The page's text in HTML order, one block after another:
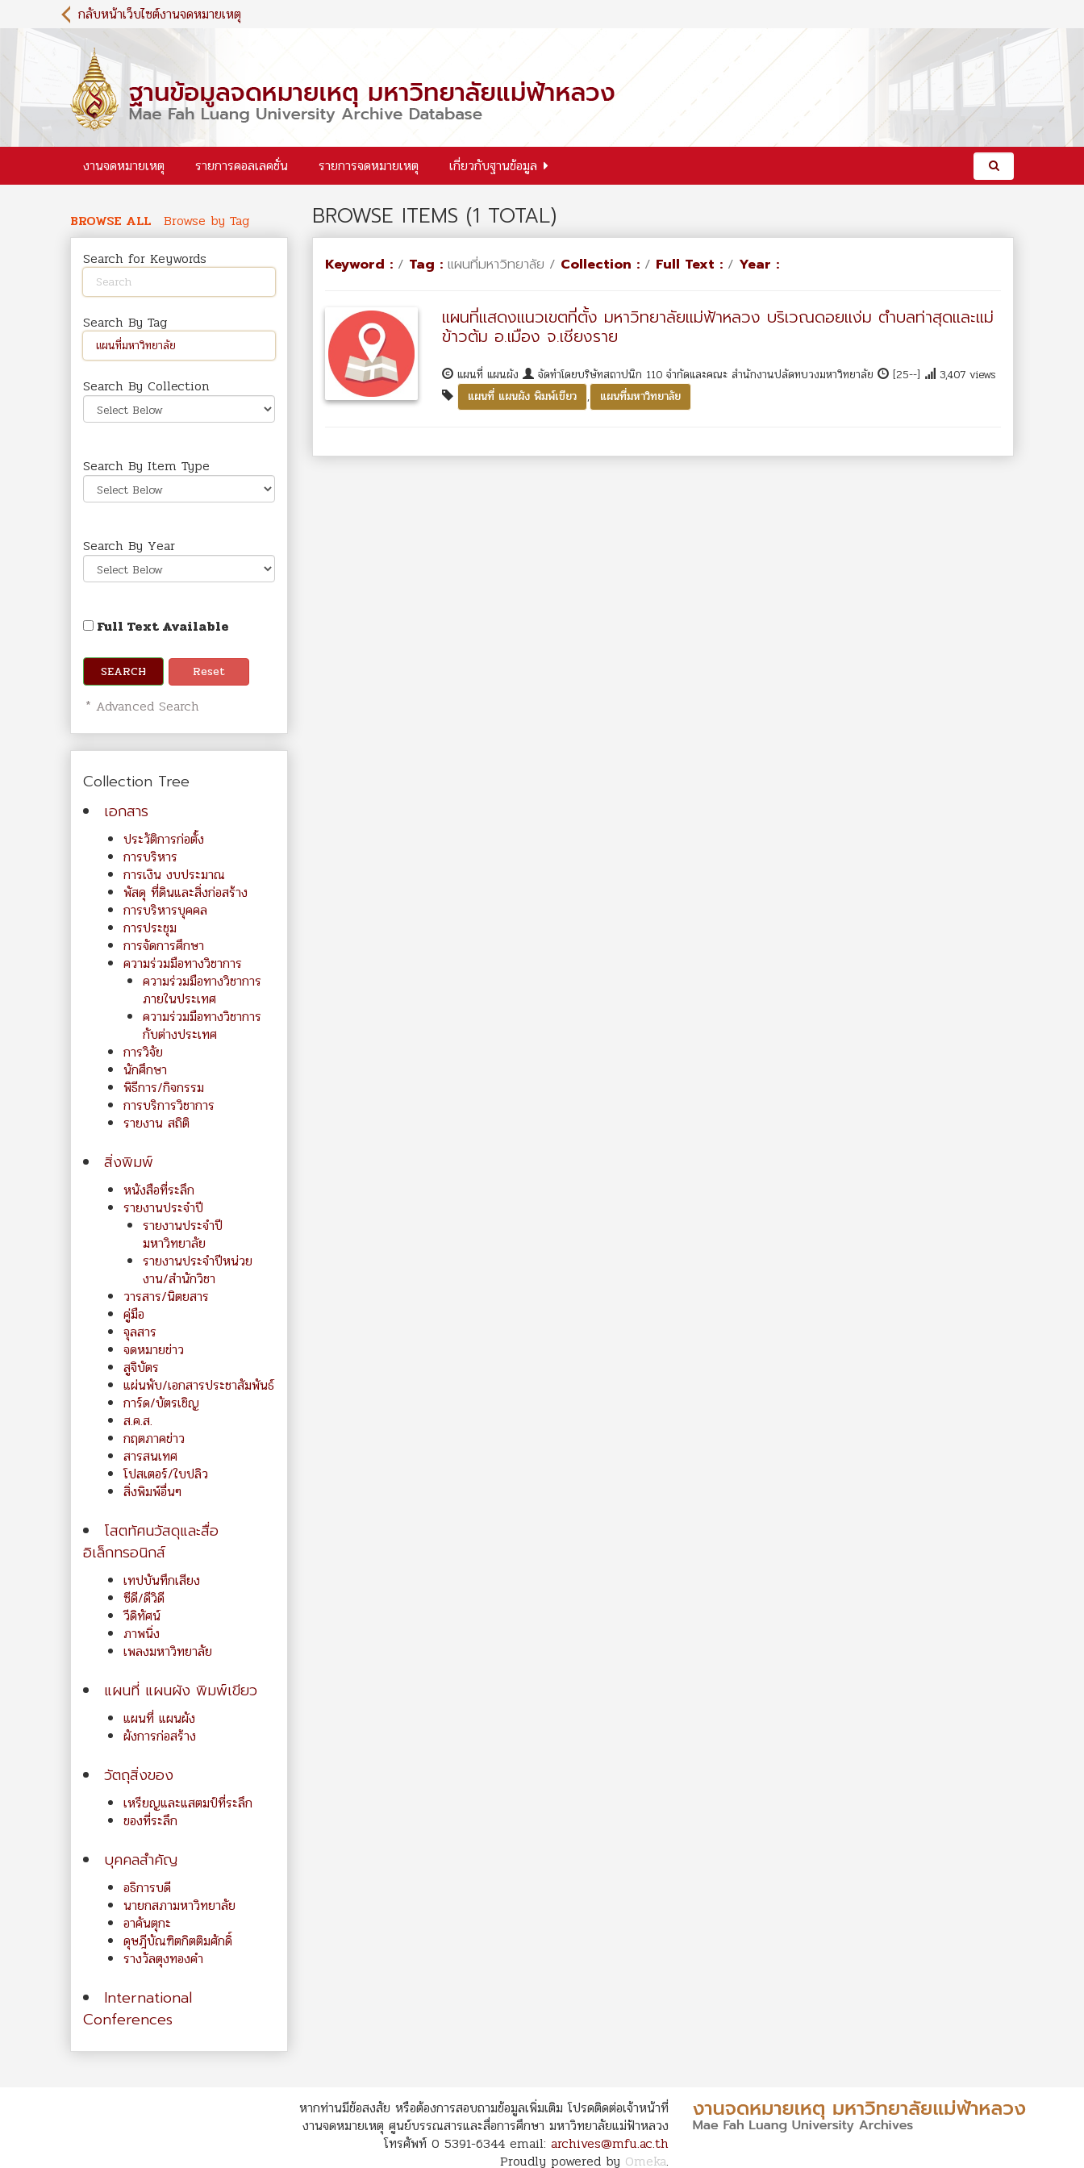
i
c
กลับหน้าเว็บไซต์งานจดหมายเหตุ
งานจดหมายเหตุ รายการคอลเลคชั่น รายการจดหมายเหตุ เกี่ยวกับฐานข้อมูล
BROWSE ALL Browse by Tag BROWSE ITEMS (1 TOTAL)
Search for Keywords
Search By Tag
Search By Collection
Search By Item Type
Search By Year
Full Text Available
SEARCH Reset
* Advanced Search
Collection Tree
เอกสาร
ประวัติการก่อตั้ง
การบริหาร
การเงิน งบประมาณ
พัสดุ ที่ดินและสิ่งก่อสร้าง
การบริหารบุคคล
การประชุม
การจัดการศึกษา
ความร่วมมือทางวิชาการ
ความร่วมมือทางวิชาการ
ภายในประเทศ
ความร่วมมือทางวิชาการ
กับต่างประเทศ
การวิจัย
นักศึกษา
พิธีการ/กิจกรรม
การบริการวิชาการ
รายงาน สถิติ
สิ่งพิมพ์
หนังสือที่ระลึก
รายงานประจำปี
รายงานประจำปี
มหาวิทยาลัย
รายงานประจำปีหน่วย
งาน/สำนักวิชา
วารสาร/นิตยสาร
คู่มือ
จุลสาร
จดหมายข่าว
สูจิบัตร
แผ่นพับ/เอกสารประชาสัมพันธ์
การ์ด/บัตรเชิญ
ส.ค.ส.
กฤตภาคข่าว
สารสนเทศ
โปสเตอร์/ใบปลิว
สิ่งพิมพ์อื่นๆ
โสตทัศนวัสดุและสื่อ
อิเล็กทรอนิกส์
เทปบันทึกเสียง
ซีดี/ดีวิดี
วีดิทัศน์
ภาพนิ่ง
เพลงมหาวิทยาลัย
แผนที่ แผนผัง พิมพ์เขียว
แผนที่ แผนผัง
ผังการก่อสร้าง
วัตถุสิ่งของ
เหรียญและแสตมป์ที่ระลึก
ของที่ระลึก
บุคคลสำคัญ
อธิการบดี
นายกสภามหาวิทยาลัย
อาคันตุกะ
ดุษฎีบัณฑิตกิตติมศักดิ์
รางวัลตุงทองคำ
International
Conferences
Keyword : / Tag : แผนที่มหาวิทยาลัย / Collection : / Full Text : / Year :
แผนที่แสดงแนวเขตที่ตั้ง มหาวิทยาลัยแม่ฟ้าหลวง บริเวณดอยแง่ม ตำบลท่าสุดและแม่
ข้าวต้ม อ.เมือง จ.เชียงราย
แผนที่ แผนผัง จัดทำโดยบริษัทสถาปนิก 110 จำกัดและคณะ สำนักงานปลัดทบวงมหาวิทยาลัย [25--]
3,407 views
แผนที่ แผนผัง พิมพ์เขียว
, แผนที่มหาวิทยาลัย
หากท่านมีข้อสงสัย หรือต้องการสอบถามข้อมูลเพิ่มเติม โปรดติดต่อเจ้าหน้าที่
งานจดหมายเหตุ ศูนย์บรรณสารและสื่อการศึกษา มหาวิทยาลัยแม่ฟ้าหลวง
โทรศัพท์ 0 5391-6344 email: archives@mfu.ac.th
Proudly powered by Omeka.